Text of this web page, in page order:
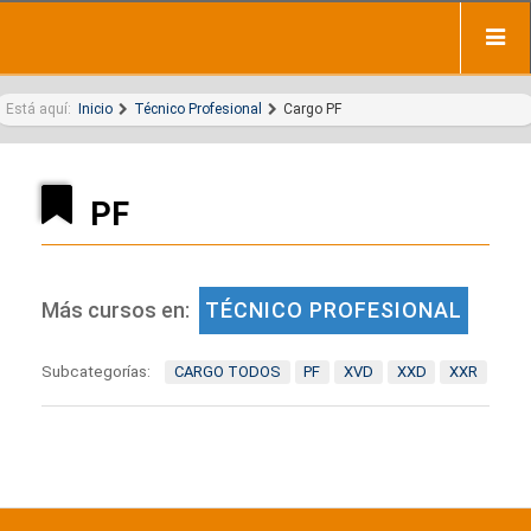
Está aquí: Inicio Técnico Profesional Cargo PF
PF
Más cursos en: TÉCNICO PROFESIONAL
Subcategorías: CARGO TODOS PF XVD XXD XXR